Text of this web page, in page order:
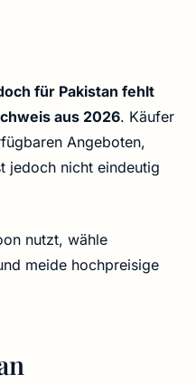
für Pakistan fehlt
aus 2026. Käufer
Angeboten,
jedoch nicht eindeutig
nutzt, wähle
meide hochpreisige